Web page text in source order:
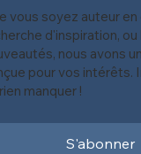
vous soyez auteur
d'inspiration,
nous avons
pour vos intérêts.
manquer !
S'abonner